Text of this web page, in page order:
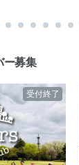
ー募集
受付終了